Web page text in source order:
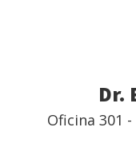
Dr.
Oficina 301